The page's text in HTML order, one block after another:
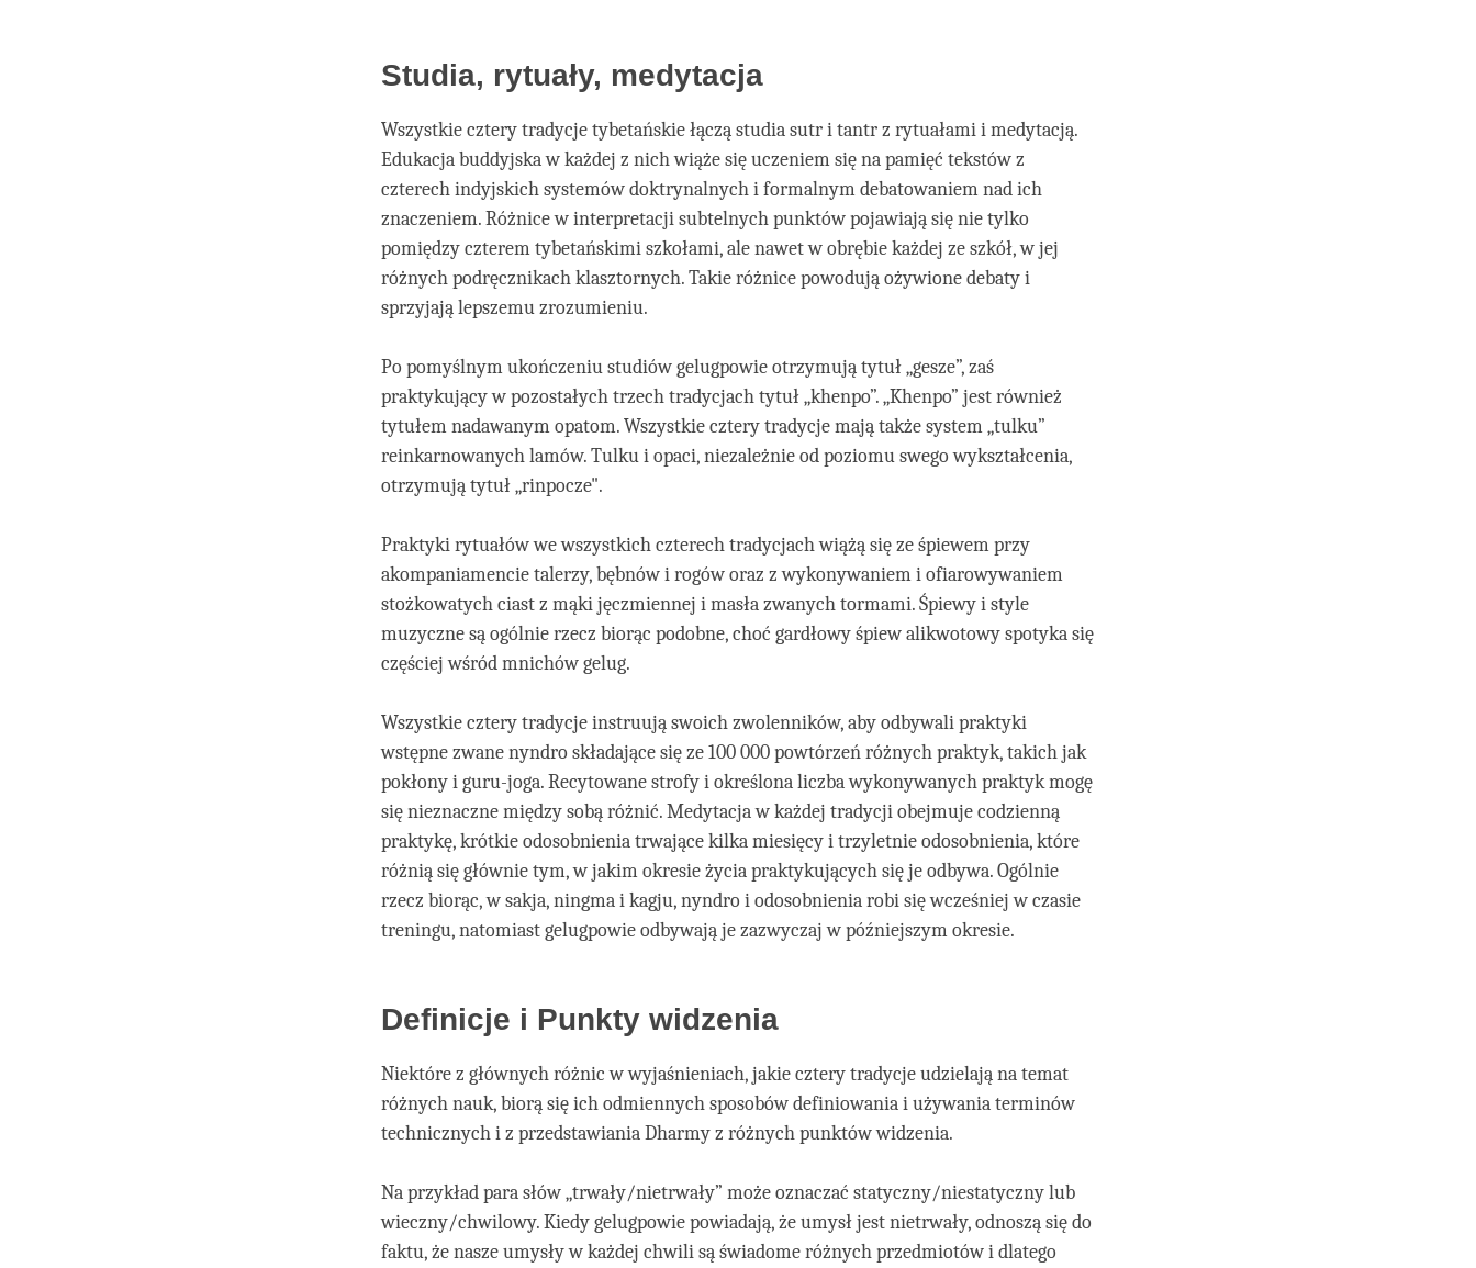
Studia, rytuały, medytacja
Wszystkie cztery tradycje tybetańskie łączą studia sutr i tantr z rytuałami i medytacją.
Edukacja buddyjska w każdej z nich wiąże się uczeniem się na pamięć tekstów z
czterech indyjskich systemów doktrynalnych i formalnym debatowaniem nad ich
znaczeniem. Różnice w interpretacji subtelnych punktów pojawiają się nie tylko
pomiędzy czterem tybetańskimi szkołami, ale nawet w obrębie każdej ze szkół, w jej
różnych podręcznikach klasztornych. Takie różnice powodują ożywione debaty i
sprzyjają lepszemu zrozumieniu.
Po pomyślnym ukończeniu studiów gelugpowie otrzymują tytuł „gesze”, zaś
praktykujący w pozostałych trzech tradycjach tytuł „khenpo”. „Khenpo” jest również
tytułem nadawanym opatom. Wszystkie cztery tradycje mają także system „tulku”
reinkarnowanych lamów. Tulku i opaci, niezależnie od poziomu swego wykształcenia,
otrzymują tytuł „rinpocze".
Praktyki rytuałów we wszystkich czterech tradycjach wiążą się ze śpiewem przy
akompaniamencie talerzy, bębnów i rogów oraz z wykonywaniem i ofiarowywaniem
stożkowatych ciast z mąki jęczmiennej i masła zwanych tormami. Śpiewy i style
muzyczne są ogólnie rzecz biorąc podobne, choć gardłowy śpiew alikwotowy spotyka się
częściej wśród mnichów gelug.
Wszystkie cztery tradycje instruują swoich zwolenników, aby odbywali praktyki
wstępne zwane nyndro składające się ze 100 000 powtórzeń różnych praktyk, takich jak
pokłony i guru-joga. Recytowane strofy i określona liczba wykonywanych praktyk mogę
się nieznaczne między sobą różnić. Medytacja w każdej tradycji obejmuje codzienną
praktykę, krótkie odosobnienia trwające kilka miesięcy i trzyletnie odosobnienia, które
różnią się głównie tym, w jakim okresie życia praktykujących się je odbywa. Ogólnie
rzecz biorąc, w sakja, ningma i kagju, nyndro i odosobnienia robi się wcześniej w czasie
treningu, natomiast gelugpowie odbywają je zazwyczaj w późniejszym okresie.
Definicje i Punkty widzenia
Niektóre z głównych różnic w wyjaśnieniach, jakie cztery tradycje udzielają na temat
różnych nauk, biorą się ich odmiennych sposobów definiowania i używania terminów
technicznych i z przedstawiania Dharmy z różnych punktów widzenia.
Na przykład para słów „trwały/nietrwały” może oznaczać statyczny/niestatyczny lub
wieczny/chwilowy. Kiedy gelugpowie powiadają, że umysł jest nietrwały, odnoszą się do
faktu, że nasze umysły w każdej chwili są świadome różnych przedmiotów i dlatego